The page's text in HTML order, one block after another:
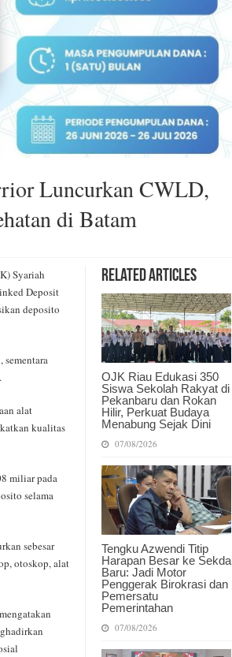
Luncurkan CWLD,
di Batam
Related Articles
OJK Riau Edukasi 350
Siswa Sekolah Rakyat di
Pekanbaru dan Rokan
Hilir, Perkuat Budaya
Menabung Sejak Dini
07/08/2026
Tengku Azwendi Titip
Harapan Besar ke Sekda
Baru: Jadi Motor
Penggerak Birokrasi dan
Pemersatu
Pemerintahan
07/08/2026
Syariah
Deposit
deposito
alat
kualitas
miliar pada
selama
sebesar
otoskop, alat